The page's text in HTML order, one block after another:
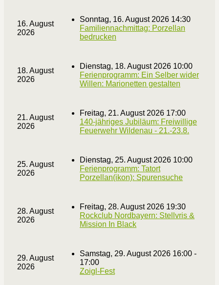
16. August
2026
Sonntag, 16. August 2026 14:30
Familiennachmittag: Porzellan
bedrucken
18. August
2026
Dienstag, 18. August 2026 10:00
Ferienprogramm: Ein Selber wider
Willen: Marionetten gestalten
21. August
2026
Freitag, 21. August 2026 17:00
140-jähriges Jubiläum: Freiwillige
Feuerwehr Wildenau - 21.-23.8.
25. August
2026
Dienstag, 25. August 2026 10:00
Ferienprogramm: Tatort
Porzellan(ikon): Spurensuche
28. August
2026
Freitag, 28. August 2026 19:30
Rockclub Nordbayern: Stellvris &
Mission In Black
29. August
2026
Samstag, 29. August 2026 16:00 -
17:00
Zoigl-Fest